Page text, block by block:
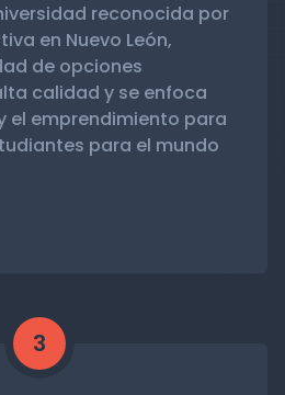
reconocida por
en Nuevo León,
de opciones
calidad y se enfoca
el emprendimiento para
para el mundo
3